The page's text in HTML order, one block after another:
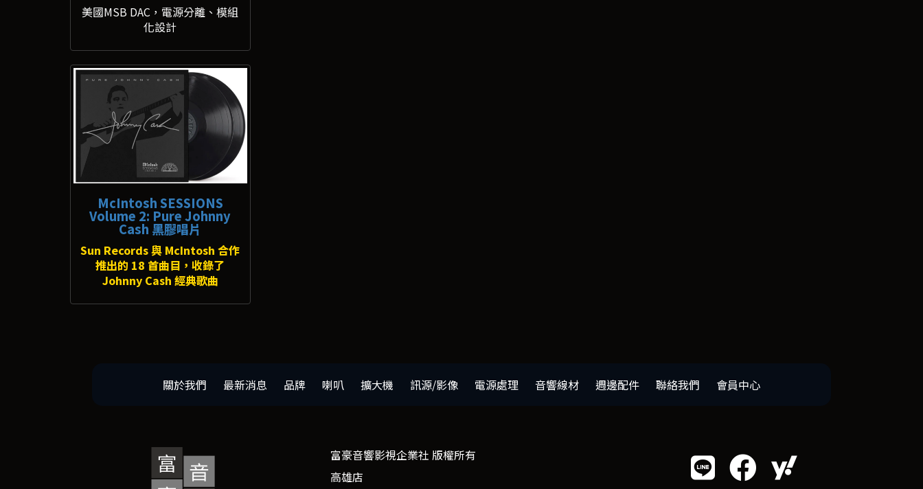
美國MSB DAC，電源分離、模組
化設計
McIntosh SESSIONS
Volume 2: Pure Johnny
Cash 黑膠唱片
Sun Records 與 McIntosh 合作
推出的 18 首曲目，收錄了
Johnny Cash 經典歌曲
關於我們 最新消息 品牌 喇叭 擴大機 訊源/影像 電源處理 音響線材 週邊配件 聯絡我們 會員中心
富豪音響影視企業社 版權所有
高雄店